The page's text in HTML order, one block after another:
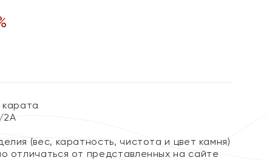
2А
(вес, каратность, чистота и цвет камня)
отличаться от представленных на сайте